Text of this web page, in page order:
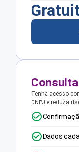
Tenha acesso
CNPJ e reduza
Dados